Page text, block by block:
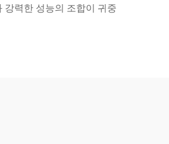
강력한 성능의 조합이 귀중